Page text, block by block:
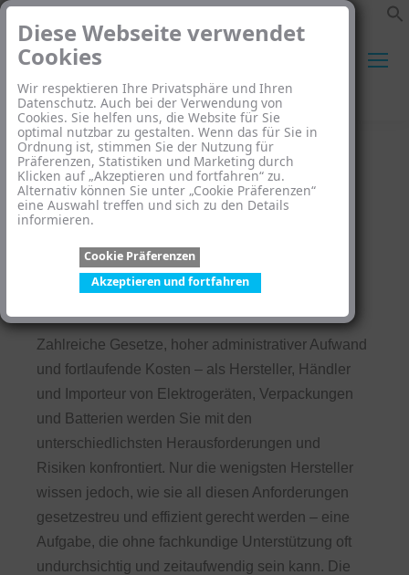
Diese Webseite verwendet
Cookies
Wir respektieren Ihre Privatsphäre und Ihren
Datenschutz. Auch bei der Verwendung von
Cookies. Sie helfen uns, die Website für Sie
optimal nutzbar zu gestalten. Wenn das für Sie in
Ordnung ist, stimmen Sie der Nutzung für
Präferenzen, Statistiken und Marketing durch
Klicken auf „Akzeptieren und fortfahren“ zu.
Alternativ können Sie unter „Cookie Präferenzen“
eine Auswahl treffen und sich zu den Details
informieren.
Cookie Präferenzen
Akzeptieren und fortfahren
Search:
Wir kümmern uns um Ihre
Umwelt-Compliance
Zahlreiche Gesetze, hoher administrativer Aufwand
und fortlaufende Kosten – als Hersteller, Händler
und Importeur von Elektrogeräten, Verpackungen
und Batterien werden Sie mit den
unterschiedlichsten Herausforderungen und
Risiken konfrontiert. Nur die wenigsten Hersteller
wissen jedoch, wie sie all diesen Anforderungen
gesetzestreu und effizient gerecht werden – eine
Aufgabe, die ohne fachkundige Unterstützung oft
undurchsichtig und zeitaufwendig sein kann. Die